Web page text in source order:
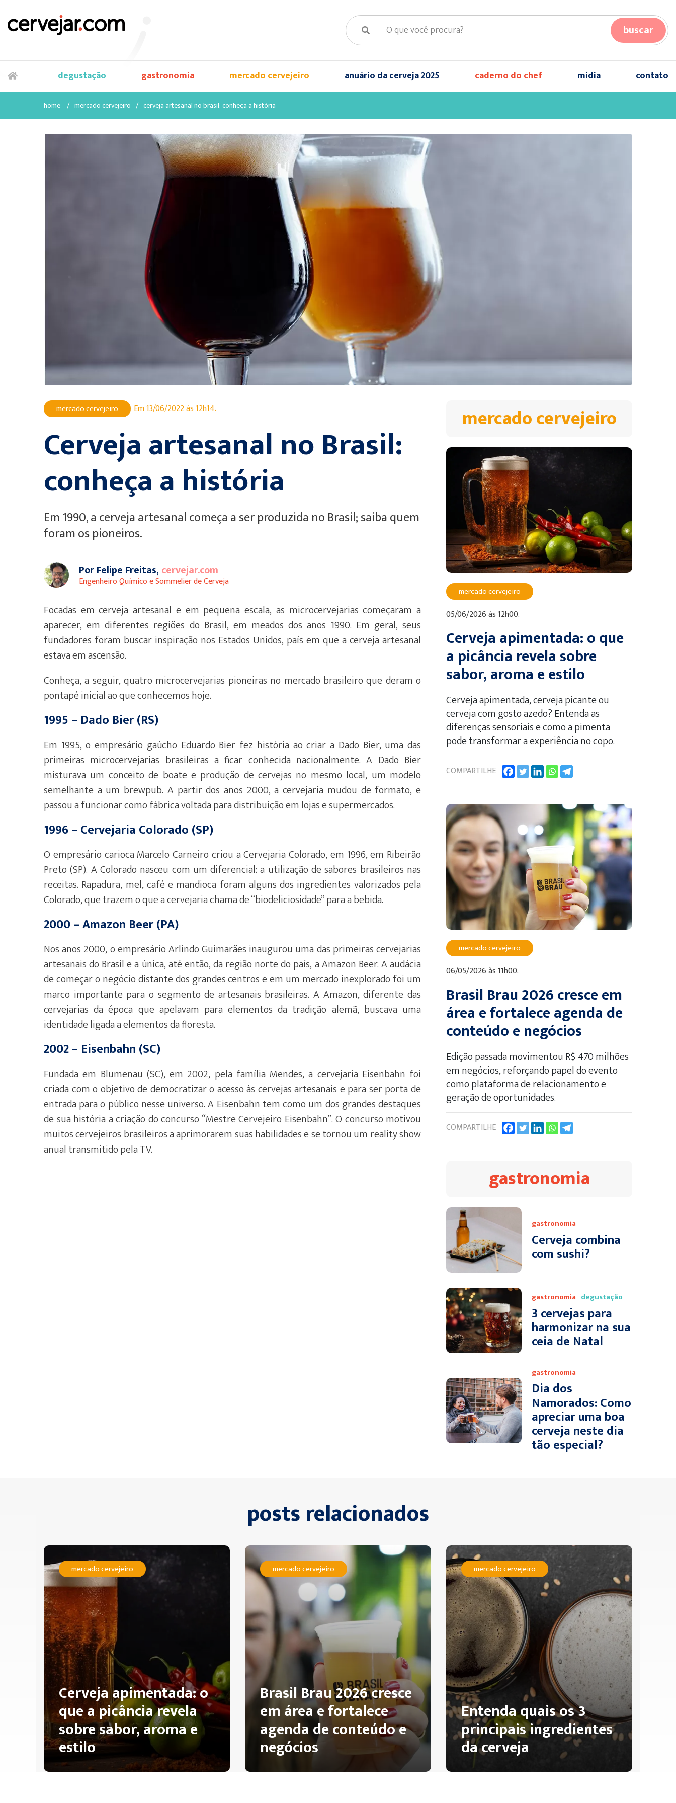
buscar
degustação gastronomia mercado cervejeiro anuário da cerveja 2025 caderno do chef mídia contato
home / mercado cervejeiro / cerveja artesanal no brasil: conheça a história
mercado cervejeiro Em 13/06/2022 às 12h14.
Cerveja artesanal no Brasil:
conheça a história
Em 1990, a cerveja artesanal começa a ser produzida no Brasil; saiba quem
foram os pioneiros.
Por Felipe Freitas, cervejar.com
Engenheiro Químico e Sommelier de Cerveja
Focadas em cerveja artesanal e em pequena escala, as microcervejarias começaram a
aparecer, em diferentes regiões do Brasil, em meados dos anos 1990. Em geral, seus
fundadores foram buscar inspiração nos Estados Unidos, país em que a cerveja artesanal
estava em ascensão.
Conheça, a seguir, quatro microcervejarias pioneiras no mercado brasileiro que deram o
pontapé inicial ao que conhecemos hoje.
1995 – Dado Bier (RS)
Em 1995, o empresário gaúcho Eduardo Bier fez história ao criar a Dado Bier, uma das
primeiras microcervejarias brasileiras a ficar conhecida nacionalmente. A Dado Bier
misturava um conceito de boate e produção de cervejas no mesmo local, um modelo
semelhante a um brewpub. A partir dos anos 2000, a cervejaria mudou de formato, e
passou a funcionar como fábrica voltada para distribuição em lojas e supermercados.
1996 – Cervejaria Colorado (SP)
O empresário carioca Marcelo Carneiro criou a Cervejaria Colorado, em 1996, em Ribeirão
Preto (SP). A Colorado nasceu com um diferencial: a utilização de sabores brasileiros nas
receitas. Rapadura, mel, café e mandioca foram alguns dos ingredientes valorizados pela
Colorado, que trazem o que a cervejaria chama de “biodeliciosidade” para a bebida.
2000 – Amazon Beer (PA)
Nos anos 2000, o empresário Arlindo Guimarães inaugurou uma das primeiras cervejarias
artesanais do Brasil e a única, até então, da região norte do país, a Amazon Beer. A audácia
de começar o negócio distante dos grandes centros e em um mercado inexplorado foi um
marco importante para o segmento de artesanais brasileiras. A Amazon, diferente das
cervejarias da época que apelavam para elementos da tradição alemã, buscava uma
identidade ligada a elementos da floresta.
2002 – Eisenbahn (SC)
Fundada em Blumenau (SC), em 2002, pela família Mendes, a cervejaria Eisenbahn foi
criada com o objetivo de democratizar o acesso às cervejas artesanais e para ser porta de
entrada para o público nesse universo. A Eisenbahn tem como um dos grandes destaques
de sua história a criação do concurso “Mestre Cervejeiro Eisenbahn”. O concurso motivou
muitos cervejeiros brasileiros a aprimorarem suas habilidades e se tornou um reality show
anual transmitido pela TV.
mercado cervejeiro
mercado cervejeiro
05/06/2026 às 12h00.
Cerveja apimentada: o que
a picância revela sobre
sabor, aroma e estilo
Cerveja apimentada, cerveja picante ou
cerveja com gosto azedo? Entenda as
diferenças sensoriais e como a pimenta
pode transformar a experiência no copo.
COMPARTILHE
mercado cervejeiro
06/05/2026 às 11h00.
Brasil Brau 2026 cresce em
área e fortalece agenda de
conteúdo e negócios
Edição passada movimentou R$ 470 milhões
em negócios, reforçando papel do evento
como plataforma de relacionamento e
geração de oportunidades.
COMPARTILHE
gastronomia
gastronomia
Cerveja combina
com sushi?
gastronomia degustação
3 cervejas para
harmonizar na sua
ceia de Natal
gastronomia
Dia dos
Namorados: Como
apreciar uma boa
cerveja neste dia
tão especial?
posts relacionados
mercado cervejeiro
Cerveja apimentada: o
que a picância revela
sobre sabor, aroma e
estilo
mercado cervejeiro
Brasil Brau 2026 cresce
em área e fortalece
agenda de conteúdo e
negócios
mercado cervejeiro
Entenda quais os 3
principais ingredientes
da cerveja